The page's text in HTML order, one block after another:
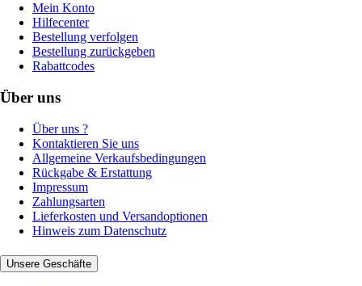
Mein Konto
Hilfecenter
Bestellung verfolgen
Bestellung zurückgeben
Rabattcodes
Über uns
Über uns ?
Kontaktieren Sie uns
Allgemeine Verkaufsbedingungen
Rückgabe & Erstattung
Impressum
Zahlungsarten
Lieferkosten und Versandoptionen
Hinweis zum Datenschutz
Unsere Geschäfte